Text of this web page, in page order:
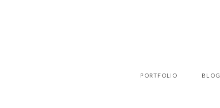
PORTFOLIO BLOG